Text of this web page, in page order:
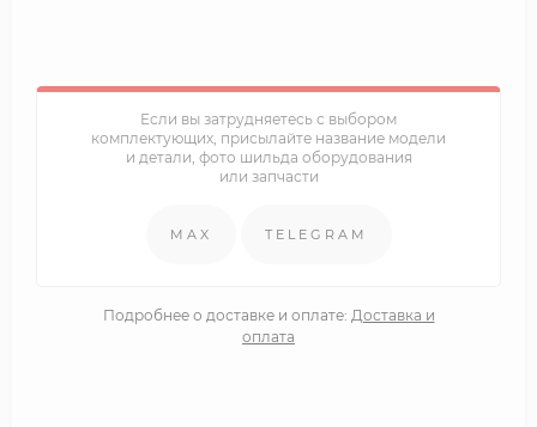
Если вы затрудняетесь с выбором
комплектующих, присылайте название модели
и детали, фото шильда оборудования
или запчасти
MAX TELEGRAM
Подробнее о доставке и оплате: Доставка и
оплата